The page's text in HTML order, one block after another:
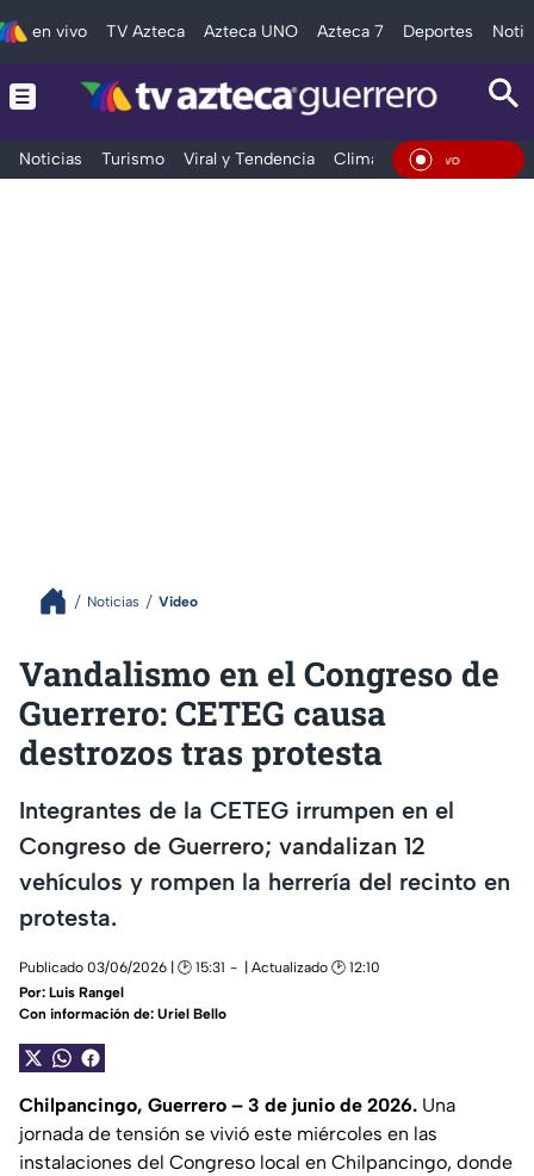
en vivo TV Azteca Azteca UNO Azteca 7 Deportes
Noticias Turismo Viral y Tendencia Clima Deportes En
Noticias Video
Vandalismo en el Congreso de
Guerrero: CETEG causa
destrozos tras protesta
Integrantes de la CETEG irrumpen en el
Congreso de Guerrero; vandalizan 12
vehículos y rompen la herrería del recinto en
protesta.
Publicado 03/06/2026 | 🕑 15:31
| Actualizado 🕑 12:10
Por: Luis Rangel
Con información de: Uriel Bello
Chilpancingo, Guerrero – 3 de junio de 2026. Una
jornada de tensión se vivió este miércoles en las
instalaciones del Congreso local en Chilpancingo, donde